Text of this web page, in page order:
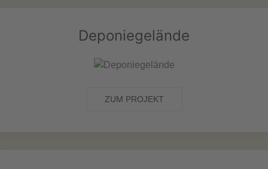
Deponiegelände
ZUM PROJEKT